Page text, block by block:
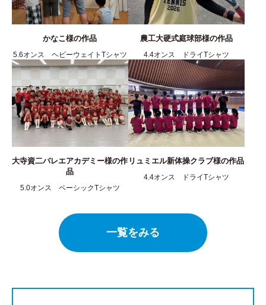
かなこ様の作品
5.6オンス ヘビーウェイトTシャツ
農工大硬式庭球部様の作品
4.4オンス ドライTシャツ
大寺資二バレエアカデミー様の作
品
5.0オンス ベーシックTシャツ
リュミエル新体操クラブ様の作品
4.4オンス ドライTシャツ
一覧をみる